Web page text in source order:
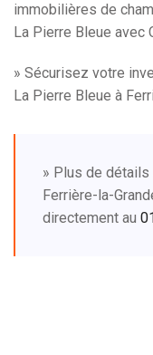
immobilières de
La Pierre Bleue avec
» Sécurisez votre
La Pierre Bleue à
» Plus de détails
Ferrière-la-
directement au